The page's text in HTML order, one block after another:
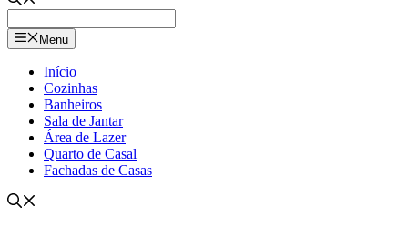
Menu
Início
Cozinhas
Banheiros
Sala de Jantar
Área de Lazer
Quarto de Casal
Fachadas de Casas